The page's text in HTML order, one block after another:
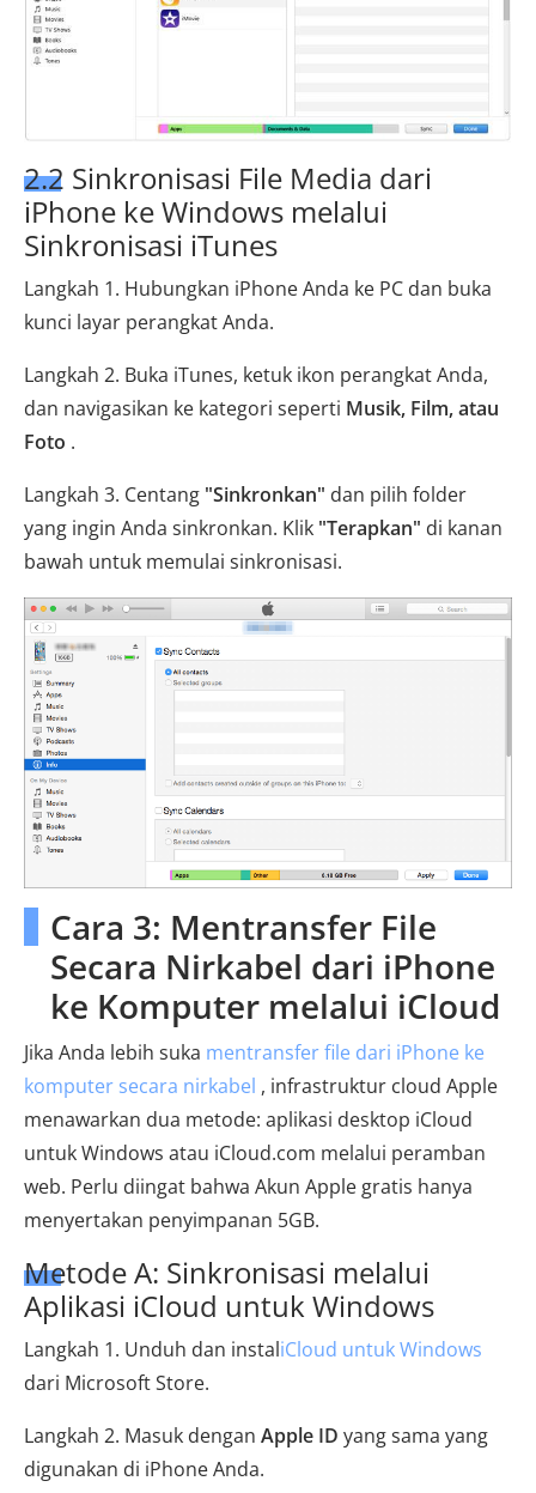
2.2 Sinkronisasi File Media dari
iPhone ke Windows melalui
Sinkronisasi iTunes
Langkah 1. Hubungkan iPhone Anda ke PC dan buka
kunci layar perangkat Anda.
Langkah 2. Buka iTunes, ketuk ikon perangkat Anda,
dan navigasikan ke kategori seperti Musik, Film, atau
Foto .
Langkah 3. Centang "Sinkronkan" dan pilih folder
yang ingin Anda sinkronkan. Klik "Terapkan" di kanan
bawah untuk memulai sinkronisasi.
Cara 3: Mentransfer File
Secara Nirkabel dari iPhone
ke Komputer melalui iCloud
Jika Anda lebih suka mentransfer file dari iPhone ke
komputer secara nirkabel , infrastruktur cloud Apple
menawarkan dua metode: aplikasi desktop iCloud
untuk Windows atau iCloud.com melalui peramban
web. Perlu diingat bahwa Akun Apple gratis hanya
menyertakan penyimpanan 5GB.
Metode A: Sinkronisasi melalui
Aplikasi iCloud untuk Windows
Langkah 1. Unduh dan instaliCloud untuk Windows
dari Microsoft Store.
Langkah 2. Masuk dengan Apple ID yang sama yang
digunakan di iPhone Anda.